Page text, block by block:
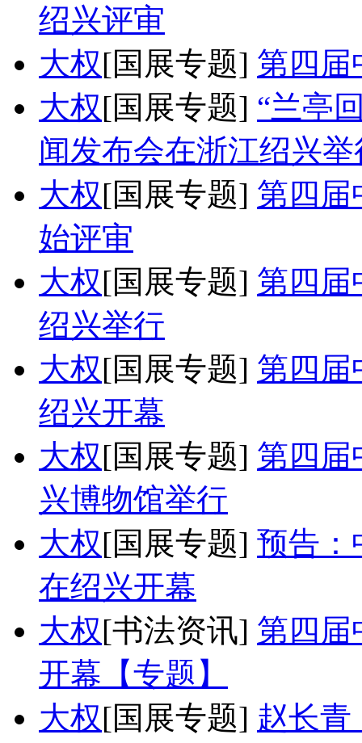
绍兴评审
大权[国展专题] 第四届
大权[国展专题] “兰亭
闻发布会在浙江绍兴举
大权[国展专题] 第四届
始评审
大权[国展专题] 第四届
绍兴举行
大权[国展专题] 第四届
绍兴开幕
大权[国展专题] 第四届
兴博物馆举行
大权[国展专题] 预告：
在绍兴开幕
大权[书法资讯] 第四届
开幕【专题】
大权[国展专题] 赵长青